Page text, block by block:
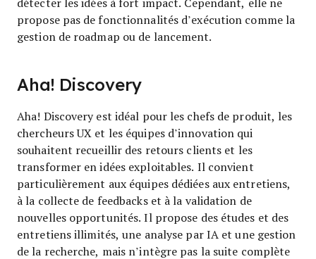
propose pas de fonctionnalités d’exécution comme la
gestion de roadmap ou de lancement.
Aha! Discovery
Aha! Discovery est idéal pour les chefs de produit, les
chercheurs UX et les équipes d’innovation qui
souhaitent recueillir des retours clients et les
transformer en idées exploitables. Il convient
particulièrement aux équipes dédiées aux entretiens,
à la collecte de feedbacks et à la validation de
nouvelles opportunités. Il propose des études et des
entretiens illimités, une analyse par IA et une gestion
de la recherche, mais n’intègre pas la suite complète